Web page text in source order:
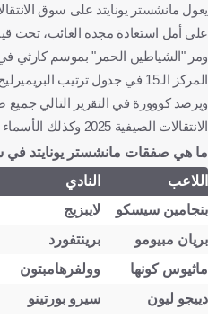
على أمل استعادة مجده الغائب، تحت
المركز الـ15 في جدول ترتيب البريميرليج، كما خسر نهائي الدوري الأوروبي.
ويرصد كووورة في التقرير التالي
الانتقالات الصيفية 2025 وكذلك الأسماء الراحلة..
ما هي صفقات مانشستر يونايتد في سوق
اللاعب
النادي
بنجامين سيسكو
لايبزيج
بريان مبيومو
برينتفورد
ماثيوس كونها
وولفرهامبتون
دييجو ليون
سيرو بورتينو